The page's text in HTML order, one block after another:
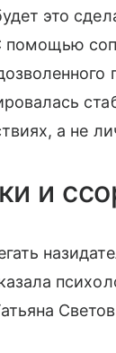
это
помощью
а не
и